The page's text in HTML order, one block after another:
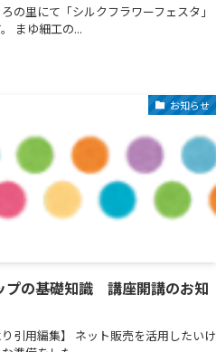
の里にて「シルクフラワーフェスタ」
まゆ細工の...
お知らせ
プの基礎知識 講座開講のお知
り引用編集】 ネット販売を活用したいけ